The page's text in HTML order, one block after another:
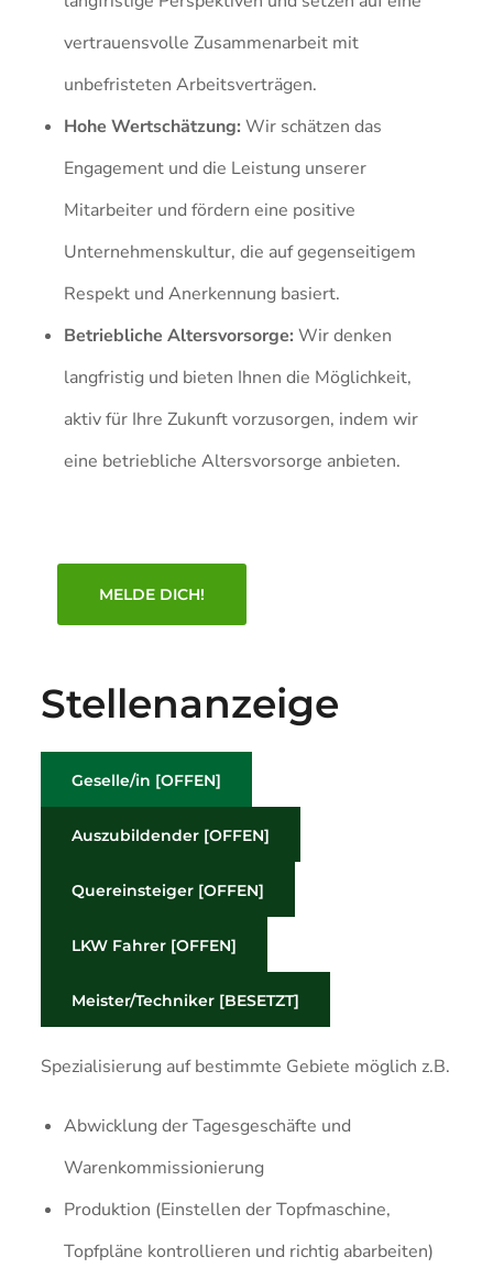
vertrauensvolle Zusammenarbeit mit
unbefristeten Arbeitsverträgen.
Hohe Wertschätzung: Wir schätzen das
Engagement und die Leistung unserer
Mitarbeiter und fördern eine positive
Unternehmenskultur, die auf gegenseitigem
Respekt und Anerkennung basiert.
Betriebliche Altersvorsorge: Wir denken
langfristig und bieten Ihnen die Möglichkeit,
aktiv für Ihre Zukunft vorzusorgen, indem wir
eine betriebliche Altersvorsorge anbieten.
MELDE DICH!
Stellenanzeige
Geselle/in [OFFEN]
Auszubildender [OFFEN]
Quereinsteiger [OFFEN]
LKW Fahrer [OFFEN]
Meister/Techniker [BESETZT]
Spezialisierung auf bestimmte Gebiete möglich z.B.
Abwicklung der Tagesgeschäfte und
Warenkommissionierung
Produktion (Einstellen der Topfmaschine,
Topfpläne kontrollieren und richtig abarbeiten)